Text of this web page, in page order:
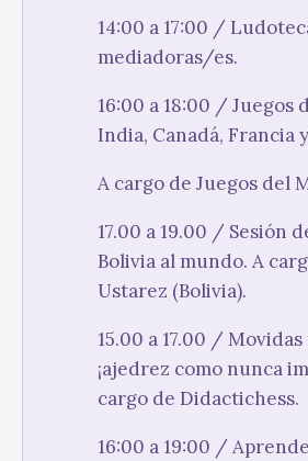
14:00 a 17:00 /
mediadoras/es.
16:00 a 18:00 / Juegos
India, Canadá, Francia
A cargo de Juegos del
17.00 a 19.00 / Sesión
Bolivia al mundo. A
Ustarez (Bolivia).
15.00 a 17.00 / Movidas
¡ajedrez como nunca
cargo de Didactichess.
16:00 a 19:00 /